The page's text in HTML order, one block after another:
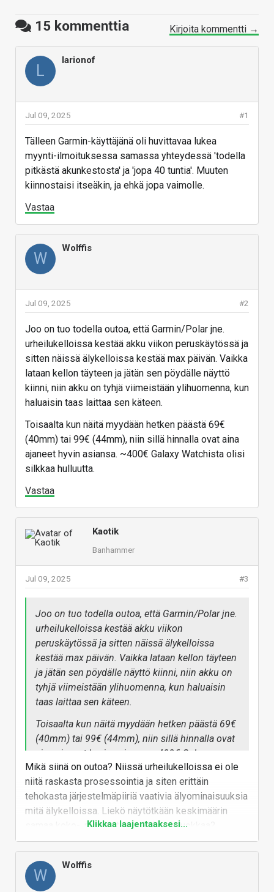
15 kommenttia Kirjoita kommentti →
L
larionof
#1
Jul 09, 2025
Tälleen Garmin-käyttäjänä oli huvittavaa lukea
myynti-ilmoituksessa samassa yhteydessä 'todella
pitkästä akunkestosta' ja 'jopa 40 tuntia'. Muuten
kiinnostaisi itseäkin, ja ehkä jopa vaimolle.
Vastaa
W
Wolffis
#2
Jul 09, 2025
Joo on tuo todella outoa, että Garmin/Polar jne.
urheilukelloissa kestää akku viikon peruskäytössä ja
sitten näissä älykelloissa kestää max päivän. Vaikka
lataan kellon täyteen ja jätän sen pöydälle näyttö
kiinni, niin akku on tyhjä viimeistään ylihuomenna, kun
haluaisin taas laittaa sen käteen.
Toisaalta kun näitä myydään hetken päästä 69€
(40mm) tai 99€ (44mm), niin sillä hinnalla ovat aina
ajaneet hyvin asiansa. ~400€ Galaxy Watchista olisi
silkkaa hulluutta.
Vastaa
Kaotik
Banhammer
#3
Jul 09, 2025
Joo on tuo todella outoa, että Garmin/Polar jne.
urheilukelloissa kestää akku viikon
peruskäytössä ja sitten näissä älykelloissa
kestää max päivän. Vaikka lataan kellon täyteen
ja jätän sen pöydälle näyttö kiinni, niin akku on
tyhjä viimeistään ylihuomenna, kun haluaisin
taas laittaa sen käteen.
Toisaalta kun näitä myydään hetken päästä 69€
(40mm) tai 99€ (44mm), niin sillä hinnalla ovat
aina ajaneet hyvin asiansa. ~400€ Galaxy
Watchista olisi silkkaa hulluutta.
Mikä siinä on outoa? Niissä urheilukelloissa ei ole
niitä raskasta prosessointia ja siten erittäin
tehokasta järjestelmäpiiriä vaativia älyominaisuuksia
mitä älykelloissa. Liekö näytötkään keskimäärin
samaa koko-, resoluutio- ja kirkkausluokkaa?
Klikkaa laajentaaksesi...
W
Wolffis